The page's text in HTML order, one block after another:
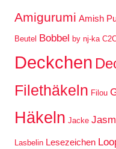
Amigurumi Amish
Beutel Bobbel by nj-ka
Deckchen
Filethäkeln Filou
Häkeln Jacke
Lasbelin Lesezeichen